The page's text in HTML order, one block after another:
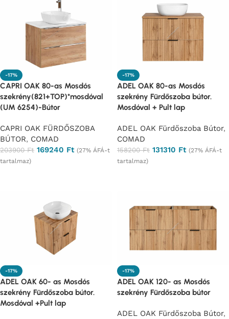
-17%
CAPRI OAK 80-as Mosdós
szekrény(821+TOP)*mosdóval
(UM 6254)-Bútor
CAPRI OAK FÜRDŐSZOBA
BÚTOR, COMAD
203900Ft 169240 Ft (27% ÁFÁ-t
tartalmaz)
-17%
ADEL OAK 80-as Mosdós
szekrény Fürdőszoba bútor.
Mosdóval + Pult lap
ADEL OAK Fürdőszoba Bútor,
COMAD
158200Ft 131310 Ft (27% ÁFÁ-t
tartalmaz)
-17%
ADEL OAK 60- as Mosdós
szekrény Fürdőszoba bútor.
Mosdóval +Pult lap
-17%
ADEL OAK 120- as Mosdós
szekrény Fürdőszoba bútor
ADEL OAK Fürdőszoba Bútor,